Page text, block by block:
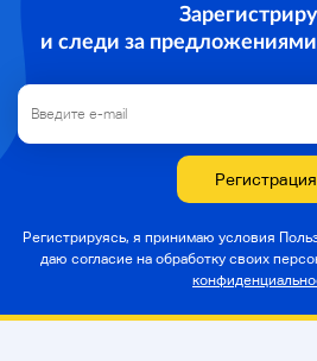
・ Все статьи выше и
・ Пожалуйста, подумайте, что
и следи за
Регистрация
Регистрируясь, я принимаю условия
даю согласие на обработку своих